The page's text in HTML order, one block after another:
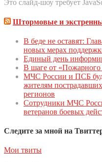
Это слайд-шоу требует
Штормовые и
В беде не оставят:
новых мерах
Единый день
В шаге от
МЧС России и ПСБ
жителям
регионов
Сотрудники МЧС
ветеранов боевых
Следите за мной на
Мои твиты